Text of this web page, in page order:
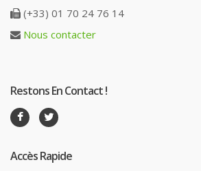
(+33) 01 70 24 76 14
Nous contacter
Restons En Contact !
Accès Rapide